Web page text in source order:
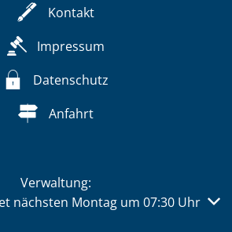
Kontakt
Impressum
Datenschutz
Anfahrt
Verwaltung:
Öffnungs- oder Schließzeiten
nächsten Montag um 07:30 Uhr